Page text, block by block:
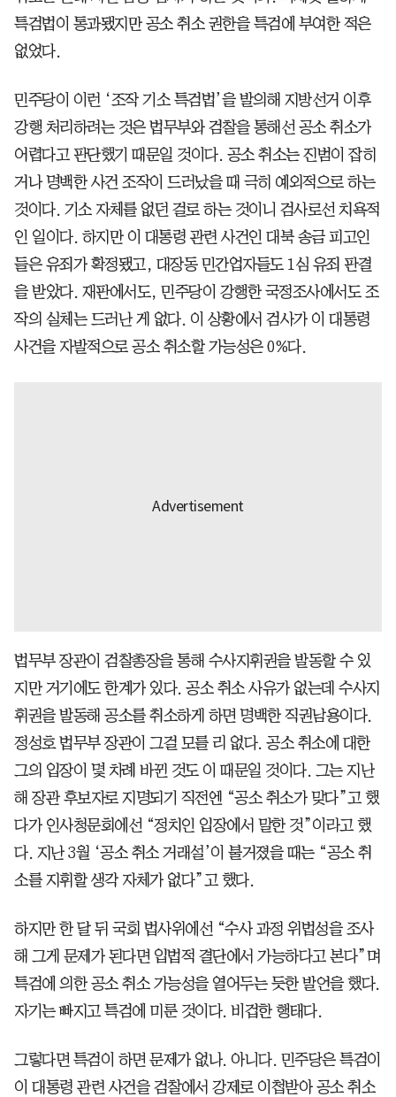
특검법이 통과됐지만 공소 취소 권한을 특검에 부여한 적은
없었다.
민주당이 이런 ‘조작 기소 특검법’을 발의해 지방선거 이후
강행 처리하려는 것은 법무부와 검찰을 통해선 공소 취소가
어렵다고 판단했기 때문일 것이다. 공소 취소는 진범이 잡히
거나 명백한 사건 조작이 드러났을 때 극히 예외적으로 하는
것이다. 기소 자체를 없던 걸로 하는 것이니 검사로선 치욕적
인 일이다. 하지만 이 대통령 관련 사건인 대북 송금 피고인
들은 유죄가 확정됐고, 대장동 민간업자들도 1심 유죄 판결
을 받았다. 재판에서도, 민주당이 강행한 국정조사에서도 조
작의 실체는 드러난 게 없다. 이 상황에서 검사가 이 대통령
사건을 자발적으로 공소 취소할 가능성은 0%다.
법무부 장관이 검찰총장을 통해 수사지휘권을 발동할 수 있
지만 거기에도 한계가 있다. 공소 취소 사유가 없는데 수사지
휘권을 발동해 공소를 취소하게 하면 명백한 직권남용이다.
정성호 법무부 장관이 그걸 모를 리 없다. 공소 취소에 대한
그의 입장이 몇 차례 바뀐 것도 이 때문일 것이다. 그는 지난
해 장관 후보자로 지명되기 직전엔 “공소 취소가 맞다”고 했
다가 인사청문회에선 “정치인 입장에서 말한 것”이라고 했
다. 지난 3월 ‘공소 취소 거래설’이 불거졌을 때는 “공소 취
소를 지휘할 생각 자체가 없다”고 했다.
하지만 한 달 뒤 국회 법사위에선 “수사 과정 위법성을 조사
해 그게 문제가 된다면 입법적 결단에서 가능하다고 본다”며
특검에 의한 공소 취소 가능성을 열어두는 듯한 발언을 했다.
자기는 빠지고 특검에 미룬 것이다. 비겁한 행태다.
그렇다면 특검이 하면 문제가 없나. 아니다. 민주당은 특검이
이 대통령 관련 사건을 검찰에서 강제로 이첩받아 공소 취소